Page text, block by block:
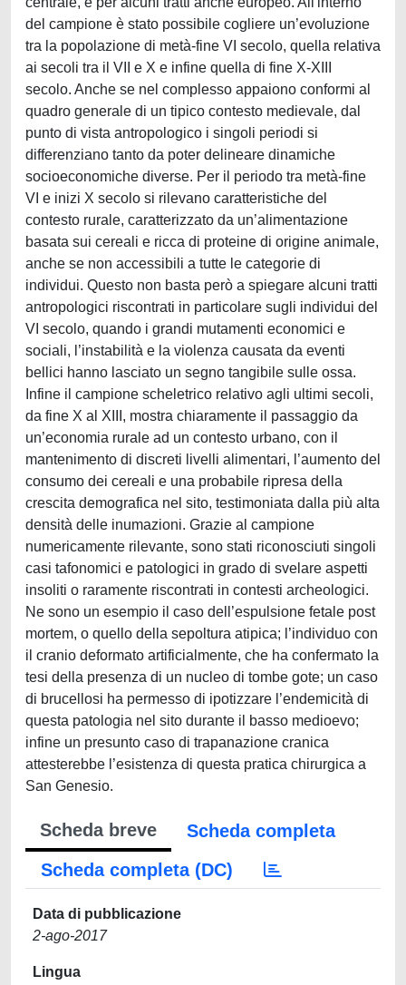
del campione è stato possibile cogliere un’evoluzione
tra la popolazione di metà-fine VI secolo, quella relativa
ai secoli tra il VII e X e infine quella di fine X-XIII
secolo. Anche se nel complesso appaiono conformi al
quadro generale di un tipico contesto medievale, dal
punto di vista antropologico i singoli periodi si
differenziano tanto da poter delineare dinamiche
socioeconomiche diverse. Per il periodo tra metà-fine
VI e inizi X secolo si rilevano caratteristiche del
contesto rurale, caratterizzato da un’alimentazione
basata sui cereali e ricca di proteine di origine animale,
anche se non accessibili a tutte le categorie di
individui. Questo non basta però a spiegare alcuni tratti
antropologici riscontrati in particolare sugli individui del
VI secolo, quando i grandi mutamenti economici e
sociali, l’instabilità e la violenza causata da eventi
bellici hanno lasciato un segno tangibile sulle ossa.
Infine il campione scheletrico relativo agli ultimi secoli,
da fine X al XIII, mostra chiaramente il passaggio da
un’economia rurale ad un contesto urbano, con il
mantenimento di discreti livelli alimentari, l’aumento del
consumo dei cereali e una probabile ripresa della
crescita demografica nel sito, testimoniata dalla più alta
densità delle inumazioni. Grazie al campione
numericamente rilevante, sono stati riconosciuti singoli
casi tafonomici e patologici in grado di svelare aspetti
insoliti o raramente riscontrati in contesti archeologici.
Ne sono un esempio il caso dell’espulsione fetale post
mortem, o quello della sepoltura atipica; l’individuo con
il cranio deformato artificialmente, che ha confermato la
tesi della presenza di un nucleo di tombe gote; un caso
di brucellosi ha permesso di ipotizzare l’endemicità di
questa patologia nel sito durante il basso medioevo;
infine un presunto caso di trapanazione cranica
attesterebbe l’esistenza di questa pratica chirurgica a
San Genesio.
Scheda breve
Scheda completa
Scheda completa (DC)
Data di pubblicazione
2-ago-2017
Lingua